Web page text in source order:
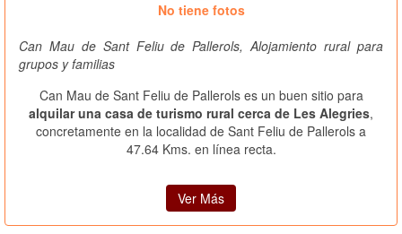
No tiene fotos
Can Mau de Sant Feliu de Pallerols, Alojamiento rural para
grupos y familias
Can Mau de Sant Feliu de Pallerols es un buen sitio para
alquilar una casa de turismo rural cerca de Les Alegries,
concretamente en la localidad de Sant Feliu de Pallerols a
47.64 Kms. en línea recta.
Ver Más